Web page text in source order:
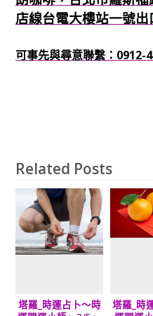
店線台電大樓站一號出
可事先與尋意聯繫：0912-
Related Posts
塔羅_時運占卜～時
塔羅_時